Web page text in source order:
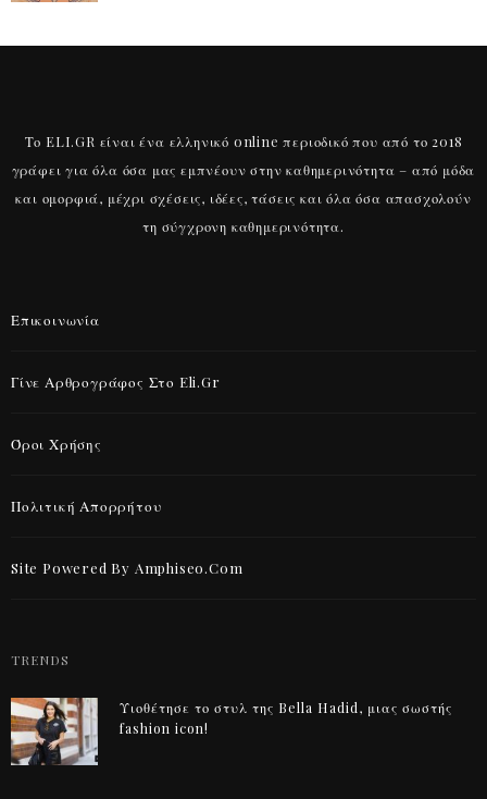
Το ELI.GR είναι ένα ελληνικό online περιοδικό που από το 2018
γράφει για όλα όσα μας εμπνέουν στην καθημερινότητα – από μόδα
και ομορφιά, μέχρι σχέσεις, ιδέες, τάσεις και όλα όσα απασχολούν
τη σύγχρονη καθημερινότητα.
Επικοινωνία
Γίνε Αρθρογράφος Στο Eli.gr
Όροι Χρήσης
Πολιτική Απορρήτου
Site Powered By Amphiseo.com
TRENDS
Υιοθέτησε το στυλ της Bella Hadid, μιας σωστής
fashion icon!